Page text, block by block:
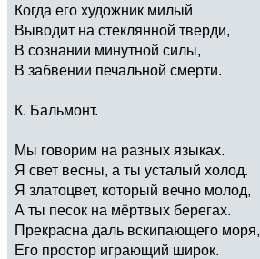
Когда его художник милый
Выводит на стеклянной тверди,
В сознании минутной силы,
В забвении печальной смерти.
К. Бальмонт.
Мы говорим на разных языках.
Я свет весны, а ты усталый холод.
Я златоцвет, который вечно молод,
А ты песок на мёртвых берегах.
Прекрасна даль вскипающего моря,
Его простор играющий широк.